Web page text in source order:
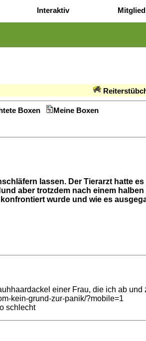
Interaktiv
Boxen Meine Boxen
lassen. Der Tierarzt hatte
aber trotzdem nach einem
wurde und wie es
einer Frau, die ich ab
kein-grund-zur-panik/?mobile=1
schlecht